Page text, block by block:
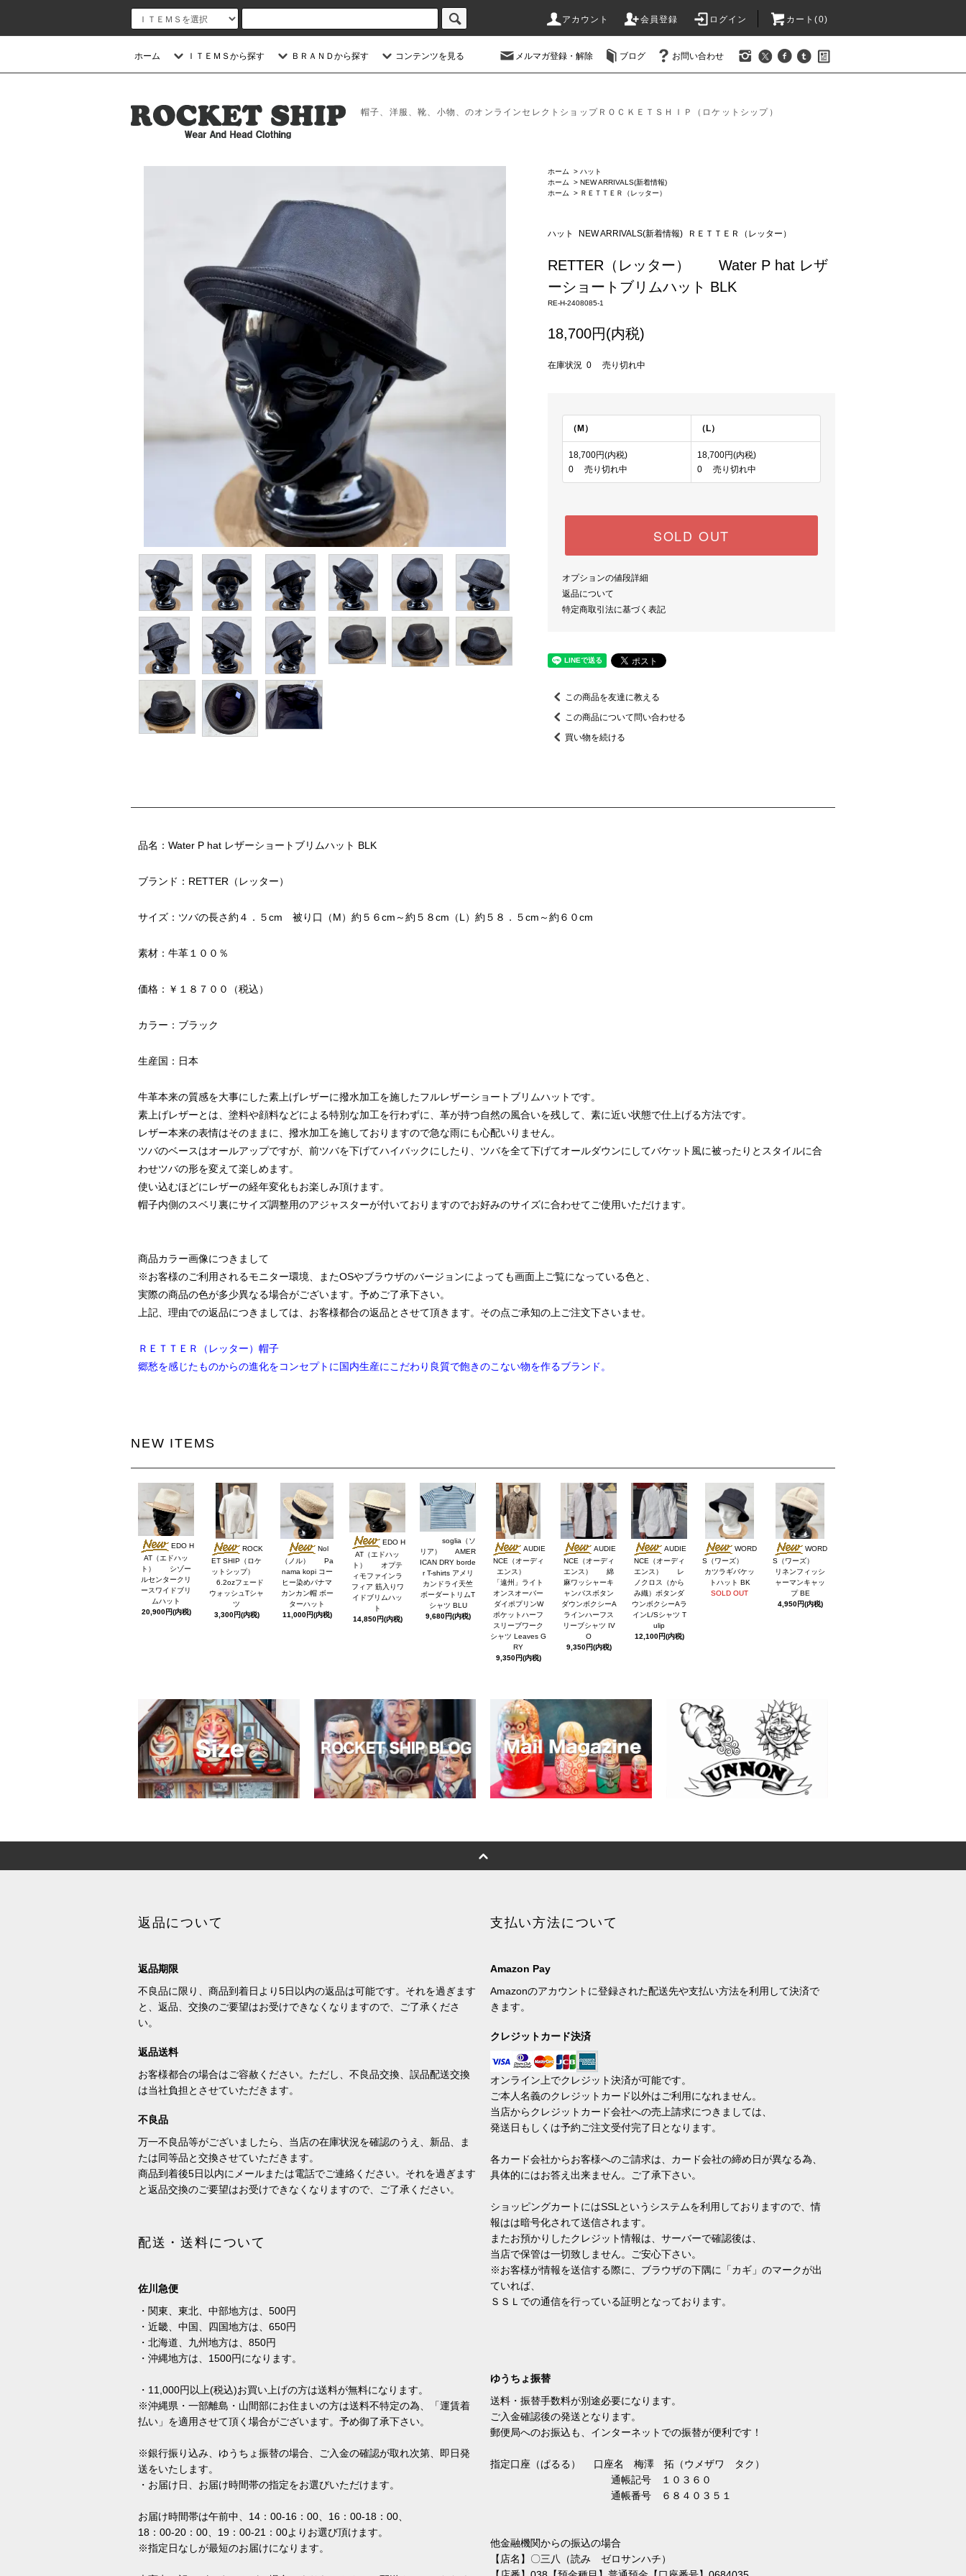
アカウント 会員登録 ログイン カート(0)
ホーム ＩＴＥＭＳから探す ＢＲＡＮＤから探す コンテンツを見る メルマガ登録・解除 ブログ お問い合わせ
帽子、洋服、靴、小物、のオンラインセレクトショップＲＯＣＫＥＴＳＨＩＰ（ロケットシップ）
ホーム > ハット
ホーム
> NEW ARRIVALS(新着情報)
ホーム
> ＲＥＴＴＥＲ（レッター）
ハット NEW ARRIVALS(新着情報) ＲＥＴＴＥＲ（レッター）
RETTER（レッター） Water P hat レザ
ーショートブリムハット BLK
RE-H-2408085-1
18,700円(内税)
在庫状況 0 売り切れ中
（M） （L）
18,700円(内税)
0 売り切れ中
18,700円(内税)
0 売り切れ中
SOLD OUT
オプションの値段詳細
返品について
特定商取引法に基づく表記
この商品を友達に教える
この商品について問い合わせる
買い物を続ける
品名：Water P hat レザーショートブリムハット BLK
ブランド：RETTER（レッター）
サイズ：ツバの長さ約４．５cm 被り口（M）約５６cm～約５８cm（L）約５８．５cm～約６０cm
素材：牛革１００％
価格：￥１８７００（税込）
カラー：ブラック
生産国：日本
牛革本来の質感を大事にした素上げレザーに撥水加工を施したフルレザーショートブリムハットです。
素上げレザーとは、塗料や顔料などによる特別な加工を行わずに、革が持つ自然の風合いを残して、素に近い状態で仕上げる方法です。
レザー本来の表情はそのままに、撥水加工を施しておりますので急な雨にも心配いりません。
ツバのベースはオールアップですが、前ツバを下げてハイバックにしたり、ツバを全て下げてオールダウンにしてバケット風に被ったりとスタイルに合
わせツバの形を変えて楽しめます。
使い込むほどにレザーの経年変化もお楽しみ頂けます。
帽子内側のスベリ裏にサイズ調整用のアジャスターが付いておりますのでお好みのサイズに合わせてご使用いただけます。
商品カラー画像につきまして
※お客様のご利用されるモニター環境、またOSやブラウザのバージョンによっても画面上ご覧になっている色と、
実際の商品の色が多少異なる場合がございます。予めご了承下さい。
上記、理由での返品につきましては、お客様都合の返品とさせて頂きます。その点ご承知の上ご注文下さいませ。
ＲＥＴＴＥＲ（レッター）帽子
郷愁を感じたものからの進化をコンセプトに国内生産にこだわり良質で飽きのこない物を作るブランド。
NEW ITEMS
EDO H
AT（エドハッ
ト） シゾー
ルセンタークリ
ースワイドブリ
ムハット
20,900円(内税)
ROCK
ET SHIP（ロケ
ットシップ）
6.2ozフェード
ウォッシュTシャ
ツ
3,300円(内税)
Nol
（ノル） Pa
nama kopi コー
ヒー染めパナマ
カンカン帽 ボー
ターハット
11,000円(内税)
EDO H
AT（エドハッ
ト） オプテ
ィモファインラ
フィア 筋入りワ
イドブリムハッ
ト
14,850円(内税)
soglia（ソ
リア） AMER
ICAN DRY borde
r T-shirts アメリ
カンドライ天竺
ボーダートリムT
シャツ BLU
9,680円(内税)
AUDIE
NCE（オーディ
エンス）
「遠州」ライト
オンスオーバー
ダイポプリンW
ポケットハーフ
スリーブワーク
シャツ Leaves G
RY
9,350円(内税)
AUDIE
NCE（オーディ
エンス） 綿
麻ワッシャーキ
ャンバスボタン
ダウンボクシーA
ラインハーフス
リーブシャツ IV
O
9,350円(内税)
AUDIE
NCE（オーディ
エンス） レ
ノクロス（から
み織）ボタンダ
ウンボクシーAラ
インL/Sシャツ T
ulip
12,100円(内税)
WORD
S（ワーズ）
カツラギバケッ
トハット BK
SOLD OUT
WORD
S（ワーズ）
リネンフィッシ
ャーマンキャッ
プ BE
4,950円(内税)
返品について
返品期限
不良品に限り、商品到着日より5日以内の返品は可能です。それを過ぎます
と、返品、交換のご要望はお受けできなくなりますので、ご了承くださ
い。
返品送料
お客様都合の場合はご容赦ください。ただし、不良品交換、誤品配送交換
は当社負担とさせていただきます。
不良品
万一不良品等がございましたら、当店の在庫状況を確認のうえ、新品、ま
たは同等品と交換させていただきます。
商品到着後5日以内にメールまたは電話でご連絡ください。それを過ぎます
と返品交換のご要望はお受けできなくなりますので、ご了承ください。
支払い方法について
Amazon Pay
Amazonのアカウントに登録された配送先や支払い方法を利用して決済で
きます。
クレジットカード決済
オンライン上でクレジット決済が可能です。
ご本人名義のクレジットカード以外はご利用になれません。
当店からクレジットカード会社への売上請求につきましては、
発送日もしくは予約ご注文受付完了日となります。
各カード会社からお客様へのご請求は、カード会社の締め日が異なる為、
具体的にはお答え出来ません。ご了承下さい。
ショッピングカートにはSSLというシステムを利用しておりますので、情
報はは暗号化されて送信されます。
またお預かりしたクレジット情報は、サーバーで確認後は、
当店で保管は一切致しません。ご安心下さい。
※お客様が情報を送信する際に、ブラウザの下隅に「カギ」のマークが出
ていれば、
ＳＳＬでの通信を行っている証明となっております。
ゆうちょ振替
送料・振替手数料が別途必要になります。
ご入金確認後の発送となります。
郵便局へのお振込も、インターネットでの振替が便利です！
指定口座（ぱるる） 口座名 梅澤 拓（ウメザワ タク）
通帳記号 １０３６０
通帳番号 ６８４０３５１
他金融機関からの振込の場合
【店名】〇三八（読み ゼロサンハチ）
配送・送料について
佐川急便
・関東、東北、中部地方は、500円
・近畿、中国、四国地方は、650円
・北海道、九州地方は、850円
・沖縄地方は、1500円になります。
・11,000円以上(税込)お買い上げの方は送料が無料になります。
※沖縄県・一部離島・山間部にお住まいの方は送料不特定の為、「運賃着
払い」を適用させて頂く場合がございます。予め御了承下さい。
※銀行振り込み、ゆうちょ振替の場合、ご入金の確認が取れ次第、即日発
送をいたします。
・お届け日、お届け時間帯の指定をお選びいただけます。
お届け時間帯は午前中、14：00-16：00、16：00-18：00、
18：00-20：00、19：00-21：00よりお選び頂けます。
※指定日なしが最短のお届けになります。